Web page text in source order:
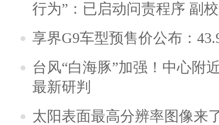
行为”：已启动问责程序 副
享界G9车型预售价公布：
台风“白海豚”加强！中心附
最新研判
太阳表面最高分辨率图像来